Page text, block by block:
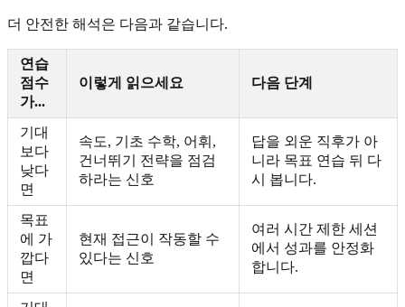
더 안전한 해석은 다음과 같습니다.
연습
점수
가...
이렇게 읽으세요 다음 단계
기대
보다
낮다
면
속도, 기초 수학, 어휘,
건너뛰기 전략을 점검
하라는 신호
답을 외운 직후가 아
니라 목표 연습 뒤 다
시 봅니다.
목표
에 가
깝다
면
현재 접근이 작동할 수
있다는 신호
여러 시간 제한 세션
에서 성과를 안정화
합니다.